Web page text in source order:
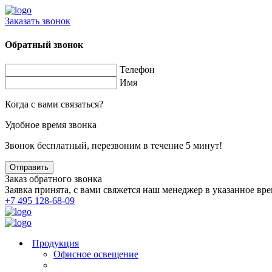
Заказать звонок
Обратный звонок
Телефон
Имя
Когда с вами связаться?
Удобное время звонка
Звонок бесплатный, перезвоним в течение 5 минут!
Заказ обратного звонка
Заявка принята, с вами свяжется наш менеджер в указанное
+7 495 128-68-09
Продукция
Офисное освещение